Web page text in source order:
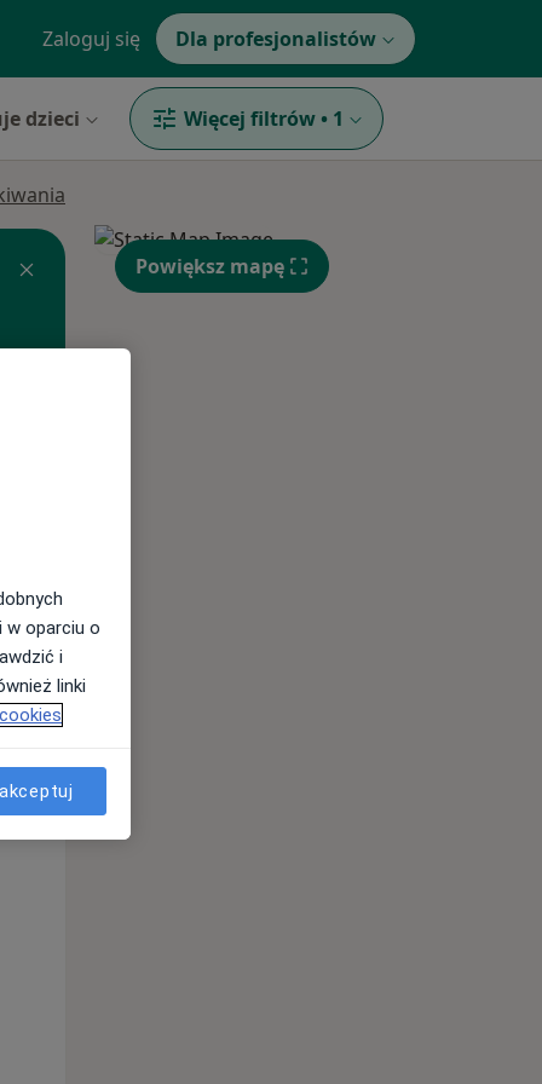
Zaloguj się Dla profesjonalistów
dzieci Więcej filtrów • 1
Śr,
Powiększ mapę
w oparciu o
i
linki